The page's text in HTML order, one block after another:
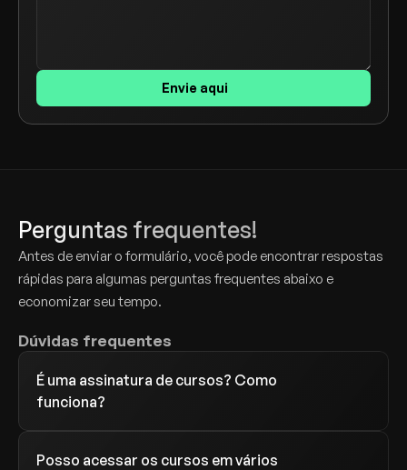
Envie aqui
Perguntas frequentes!
Antes de enviar o formulário, você pode encontrar respostas
rápidas para algumas perguntas frequentes abaixo e
economizar seu tempo.
Dúvidas frequentes
É uma assinatura de cursos? Como
Posso acessar os cursos em vários